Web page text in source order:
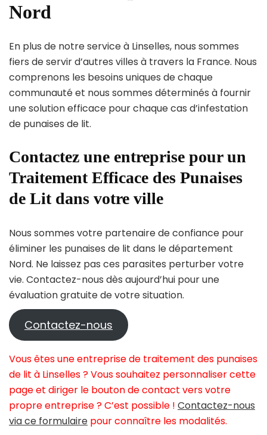
Nord
En plus de notre service à Linselles, nous sommes
fiers de servir d’autres villes à travers la France. Nous
comprenons les besoins uniques de chaque
communauté et nous sommes déterminés à fournir
une solution efficace pour chaque cas d’infestation
de punaises de lit.
Contactez une entreprise pour un
Traitement Efficace des Punaises
de Lit dans votre ville
Nous sommes votre partenaire de confiance pour
éliminer les punaises de lit dans le département
Nord. Ne laissez pas ces parasites perturber votre
vie. Contactez-nous dès aujourd’hui pour une
évaluation gratuite de votre situation.
Contactez-nous
Vous êtes une entreprise de traitement des punaises
de lit à Linselles ? Vous souhaitez personnaliser cette
page et diriger le bouton de contact vers votre
propre entreprise ? C’est possible ! Contactez-nous
via ce formulaire pour connaître les modalités.